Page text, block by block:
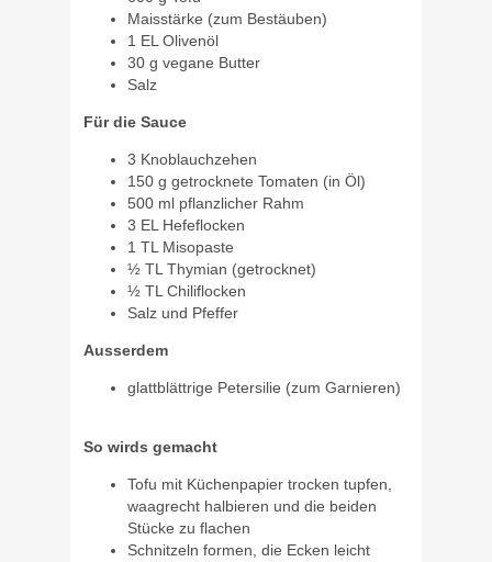
Maisstärke (zum Bestäuben)
1 EL Olivenöl
30 g vegane Butter
Salz
Für die Sauce
3 Knoblauchzehen
150 g getrocknete Tomaten (in Öl)
500 ml pflanzlicher Rahm
3 EL Hefeflocken
1 TL Misopaste
½ TL Thymian (getrocknet)
½ TL Chiliflocken
Salz und Pfeffer
Ausserdem
glattblättrige Petersilie (zum Garnieren)
So wirds gemacht
Tofu mit Küchenpapier trocken tupfen,
waagrecht halbieren und die beiden
Stücke zu flachen
Schnitzeln formen, die Ecken leicht